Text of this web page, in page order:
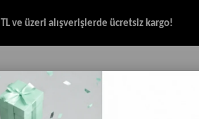
ve üzeri alışverişlerde ücretsiz kargo!
AKSESUAR HALAT & İP SANDALET